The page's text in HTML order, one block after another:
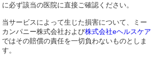
に必ず該当の医院に直接ご確認ください。
当サービスによって生じた損害について、ミー
カンパニー株式会社および株式会社eヘルスケア
ではその賠償の責任を一切負わないものとしま
す。